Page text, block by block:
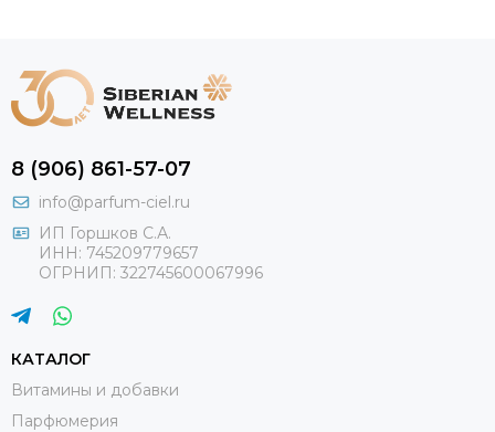
8 (906) 861-57-07
info@parfum-ciel.ru
ИП Горшков С.А.
ИНН: 745209779657
ОГРНИП: 322745600067996
КАТАЛОГ
Витамины и добавки
Парфюмерия